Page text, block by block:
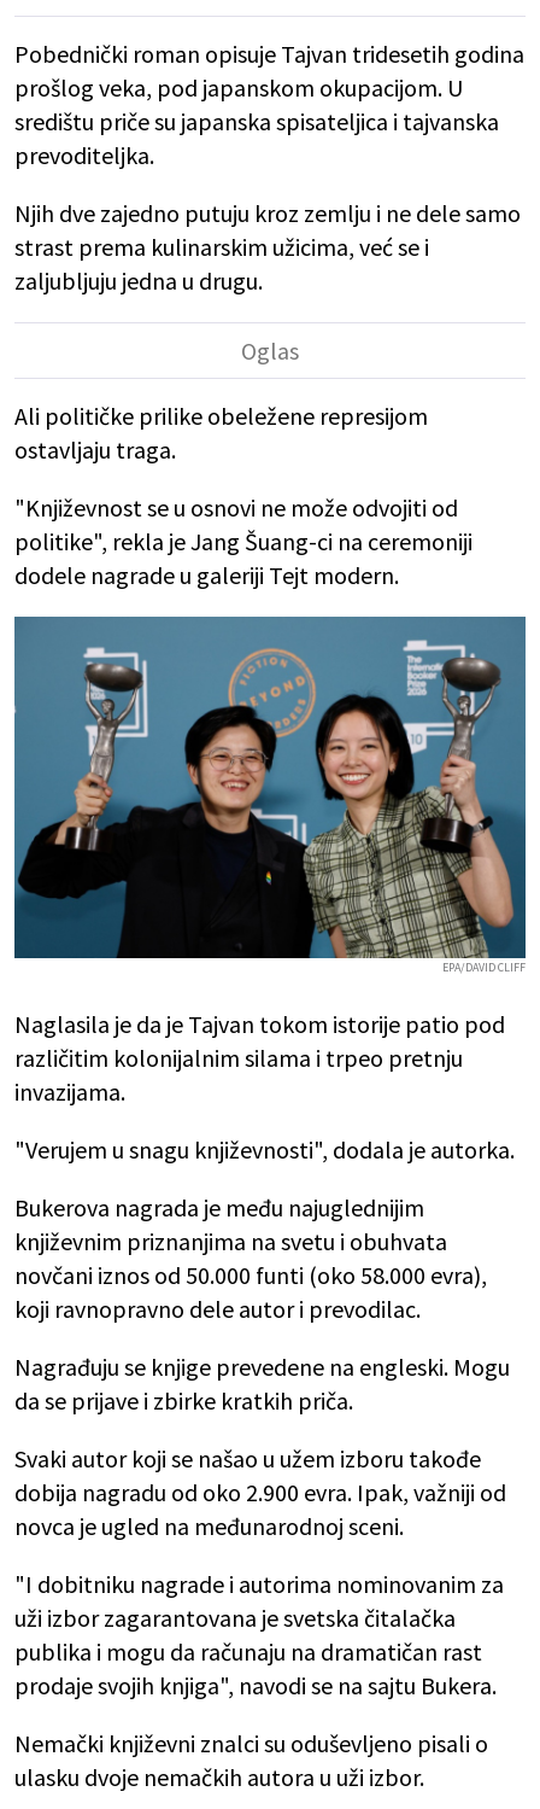
Pobednički roman opisuje Tajvan tridesetih godina
prošlog veka, pod japanskom okupacijom. U
središtu priče su japanska spisateljica i tajvanska
prevoditeljka.
Njih dve zajedno putuju kroz zemlju i ne dele samo
strast prema kulinarskim užicima, već se i
zaljubljuju jedna u drugu.
Ali političke prilike obeležene represijom
ostavljaju traga.
"Književnost se u osnovi ne može odvojiti od
politike", rekla je Jang Šuang-ci na ceremoniji
dodele nagrade u galeriji Tejt modern.
EPA/DAVID CLIFF
Naglasila je da je Tajvan tokom istorije patio pod
različitim kolonijalnim silama i trpeo pretnju
invazijama.
"Verujem u snagu književnosti", dodala je autorka.
Bukerova nagrada je među najuglednijim
književnim priznanjima na svetu i obuhvata
novčani iznos od 50.000 funti (oko 58.000 evra),
koji ravnopravno dele autor i prevodilac.
Nagrađuju se knjige prevedene na engleski. Mogu
da se prijave i zbirke kratkih priča.
Svaki autor koji se našao u užem izboru takođe
dobija nagradu od oko 2.900 evra. Ipak, važniji od
novca je ugled na međunarodnoj sceni.
"I dobitniku nagrade i autorima nominovanim za
uži izbor zagarantovana je svetska čitalačka
publika i mogu da računaju na dramatičan rast
prodaje svojih knjiga", navodi se na sajtu Bukera.
Nemački književni znalci su oduševljeno pisali o
ulasku dvoje nemačkih autora u uži izbor.